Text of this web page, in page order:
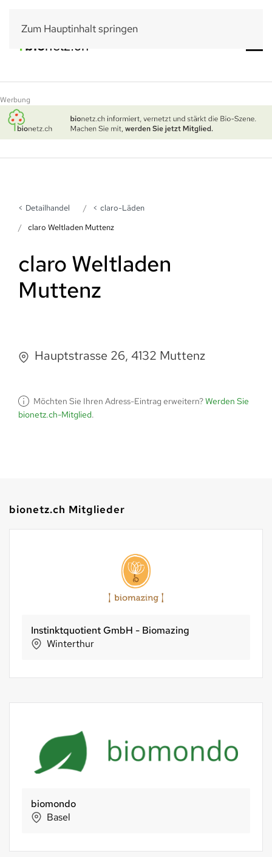
Zum Hauptinhalt springen
Werbung
Detailhandel
claro-Läden
claro Weltladen Muttenz
claro Weltladen
Muttenz
Hauptstrasse 26, 4132 Muttenz
Möchten Sie Ihren Adress-Eintrag erweitern?Werden Sie
bionetz.ch-Mitglied.
bionetz.ch Mitglieder
Instinktquotient GmbH - Biomazing
Winterthur
biomondo
Basel